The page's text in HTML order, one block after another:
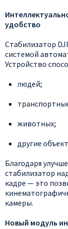
удобство
Стабилизатор DJI
системой
Устройство
людей;
животных;
другие
Благодаря
стабилизатор
кадре — это
камеры.
Новый модуль